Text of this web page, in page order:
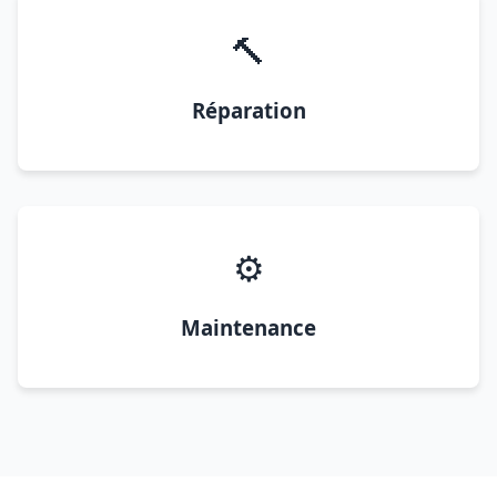
🔨
Réparation
⚙️
Maintenance